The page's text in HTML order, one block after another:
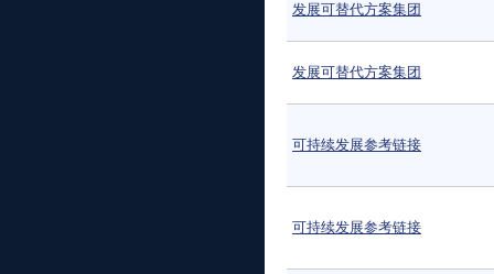
发展可替代方案集团
发展可替代方案集团
可持续发展参考链接
可持续发展参考链接